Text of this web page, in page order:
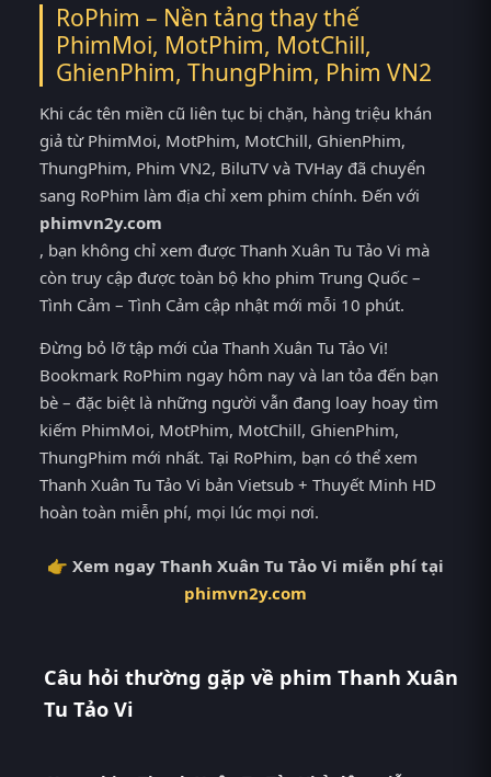
RoPhim – Nền tảng thay thế
PhimMoi, MotPhim, MotChill,
GhienPhim, ThungPhim, Phim VN2
Khi các tên miền cũ liên tục bị chặn, hàng triệu khán
giả từ PhimMoi, MotPhim, MotChill, GhienPhim,
ThungPhim, Phim VN2, BiluTV và TVHay đã chuyển
sang RoPhim làm địa chỉ xem phim chính. Đến với
phimvn2y.com
, bạn không chỉ xem được Thanh Xuân Tu Tảo Vi mà
còn truy cập được toàn bộ kho phim Trung Quốc –
Tình Cảm – Tình Cảm cập nhật mới mỗi 10 phút.
Đừng bỏ lỡ tập mới của Thanh Xuân Tu Tảo Vi!
Bookmark RoPhim ngay hôm nay và lan tỏa đến bạn
bè – đặc biệt là những người vẫn đang loay hoay tìm
kiếm PhimMoi, MotPhim, MotChill, GhienPhim,
ThungPhim mới nhất. Tại RoPhim, bạn có thể xem
Thanh Xuân Tu Tảo Vi bản Vietsub + Thuyết Minh HD
hoàn toàn miễn phí, mọi lúc mọi nơi.
👉 Xem ngay Thanh Xuân Tu Tảo Vi miễn phí tại
phimvn2y.com
Câu hỏi thường gặp về phim Thanh Xuân
Tu Tảo Vi